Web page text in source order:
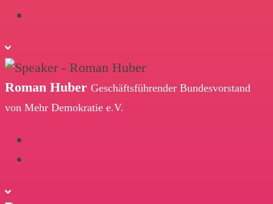
Roman Huber Geschäftsführender Bundesvorstand
von Mehr Demokratie e.V.